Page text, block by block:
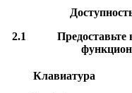
2.1
Предоставьте
Клавиатура